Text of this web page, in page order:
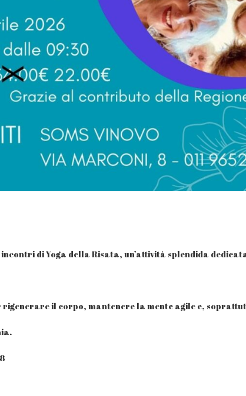
di Yoga della Risata, un’attività splendida
rigenerare il corpo, mantenere la mente agile e,